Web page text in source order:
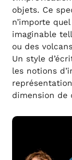
objets. Ce
n’importe
imaginable
ou des
Un style
les notions
dimension de